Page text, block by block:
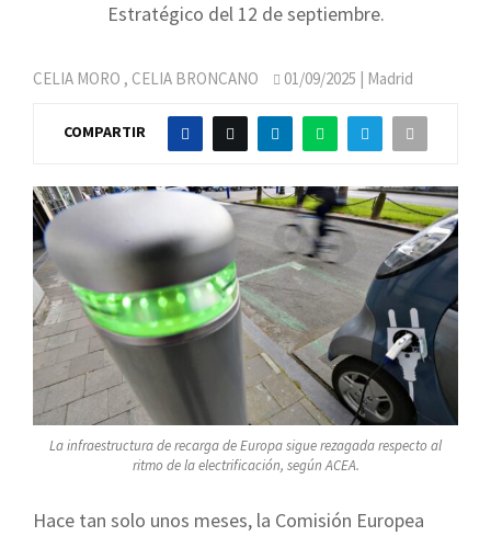
Estratégico del 12 de septiembre.
CELIA MORO , CELIA BRONCANO 01/09/2025 | Madrid
COMPARTIR
La infraestructura de recarga de Europa sigue rezagada respecto al
ritmo de la electrificación, según ACEA.
Hace tan solo unos meses, la Comisión Europea